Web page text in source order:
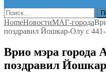
Найти:
HomeНовостиМАГ-города
поздравил Йошкар-Олу с
Врио мэра города
поздравил